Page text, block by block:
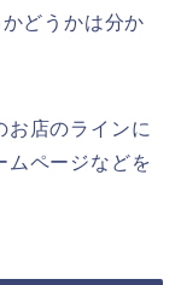
どうかは分か
店のラインに
ページなどを